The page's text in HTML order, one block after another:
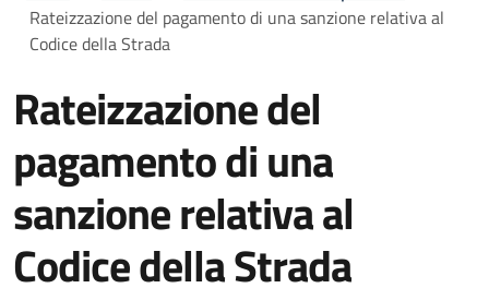
Rateizzazione del pagamento di una sanzione relativa al
Codice della Strada
Rateizzazione del
pagamento di una
sanzione relativa al
Codice della Strada